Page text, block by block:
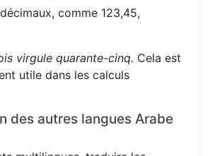
comme 123,45,
virgule quarante-cinq. Cela est
utile dans les calculs
des autres langues Arabe